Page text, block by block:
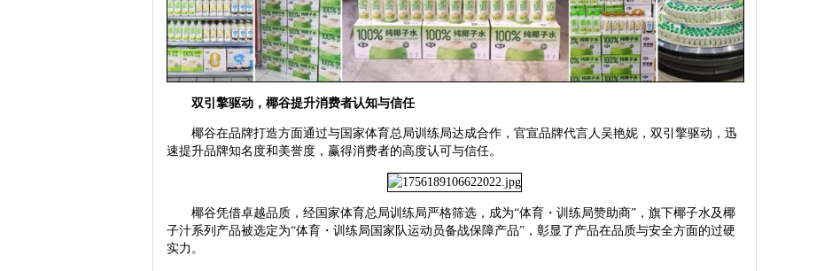
双引擎驱动，椰谷提升消费者认知与信任
椰谷在品牌打造方面通过与国家体育总局训练局达成合作，官宣品牌代言人吴艳妮，双引擎驱动，迅
速提升品牌知名度和美誉度，赢得消费者的高度认可与信任。
椰谷凭借卓越品质，经国家体育总局训练局严格筛选，成为“体育・训练局赞助商”，旗下椰子水及椰
子汁系列产品被选定为“体育・训练局国家队运动员备战保障产品”，彰显了产品在品质与安全方面的过硬
实力。